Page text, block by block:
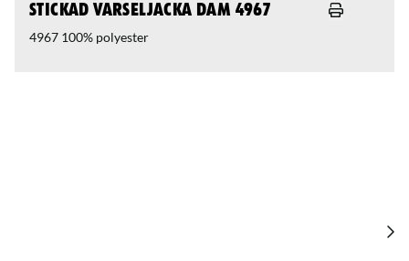
Stickad varseljacka dam 4967
4967 100% polyester